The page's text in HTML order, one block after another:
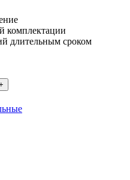
комплектации
длительным сроком